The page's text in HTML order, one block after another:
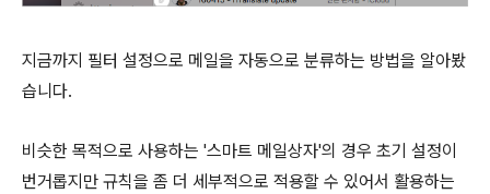
지금까지 필터 설정으로 메일을 자동으로 분류하는 방법을 알아봤
습니다.
비슷한 목적으로 사용하는 '스마트 메일상자'의 경우 초기 설정이
번거롭지만 규칙을 좀 더 세부적으로 적용할 수 있어서 활용하는